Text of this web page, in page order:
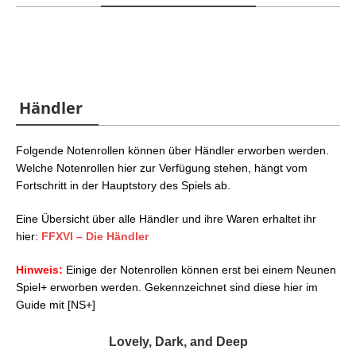
Händler
Folgende Notenrollen können über Händler erworben werden.
Welche Notenrollen hier zur Verfügung stehen, hängt vom
Fortschritt in der Hauptstory des Spiels ab.
Eine Übersicht über alle Händler und ihre Waren erhaltet ihr
hier: FFXVI – Die Händler
Hinweis: Einige der Notenrollen können erst bei einem Neunen
Spiel+ erworben werden. Gekennzeichnet sind diese hier im
Guide mit [NS+]
Lovely, Dark, and Deep